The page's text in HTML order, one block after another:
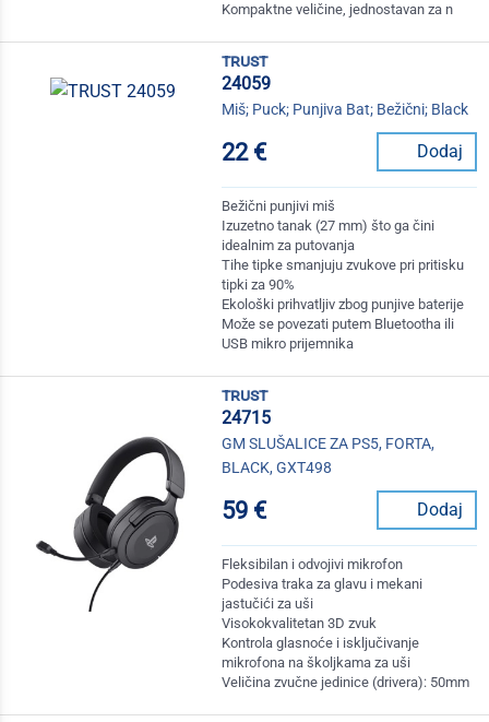
Kompaktne veličine, jednostavan za n
trust
24059
Miš; Puck; Punjiva Bat; Bežični; Black
22 € Dodaj
Bežični punjivi miš
Izuzetno tanak (27 mm) što ga čini
idealnim za putovanja
Tihe tipke smanjuju zvukove pri pritisku
tipki za 90%
Ekološki prihvatljiv zbog punjive baterije
Može se povezati putem Bluetootha ili
USB mikro prijemnika
trust
24715
GM SLUŠALICE ZA PS5, FORTA,
BLACK, GXT498
59 € Dodaj
Fleksibilan i odvojivi mikrofon
Podesiva traka za glavu i mekani
jastučići za uši
Visokokvalitetan 3D zvuk
Kontrola glasnoće i isključivanje
mikrofona na školjkama za uši
Veličina zvučne jedinice (drivera): 50mm